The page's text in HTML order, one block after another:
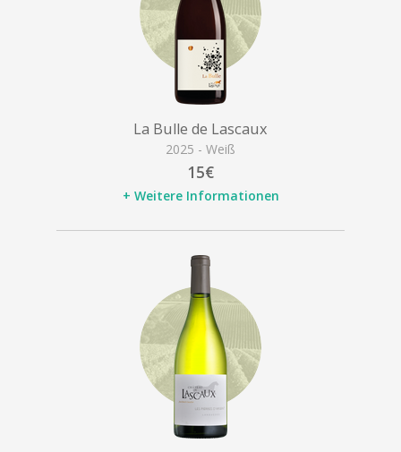
La Bulle de Lascaux
2025 - Weiß
15€
+ Weitere Informationen